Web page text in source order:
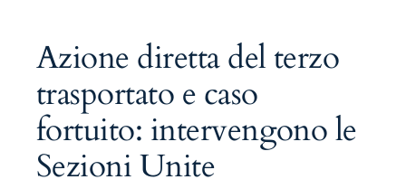
Azione diretta del terzo
trasportato e caso
fortuito: intervengono le
Sezioni Unite